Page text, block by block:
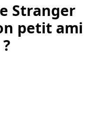
Stranger
petit ami